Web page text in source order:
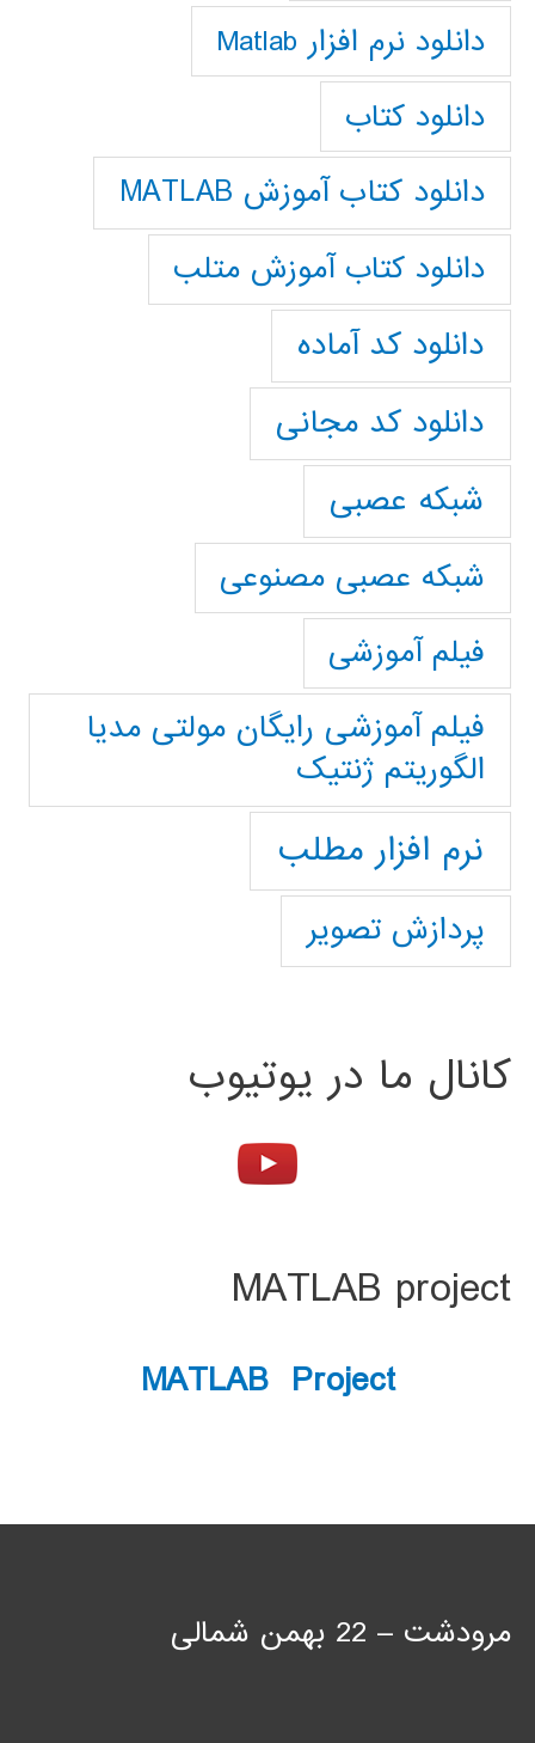
دانلود نرم افزار Matlab
دانلود کتاب
دانلود کتاب آموزش MATLAB
دانلود کتاب آموزش متلب
دانلود کد آماده
دانلود کد مجانی
شبکه عصبی
شبکه عصبی مصنوعی
فیلم آموزشی
فیلم آموزشی رایگان مولتی مدیا
الگوریتم ژنتیک
نرم افزار مطلب
پردازش تصویر
کانال ما در یوتیوب
MATLAB project
MATLAB Project
مرودشت – 22 بهمن شمالی